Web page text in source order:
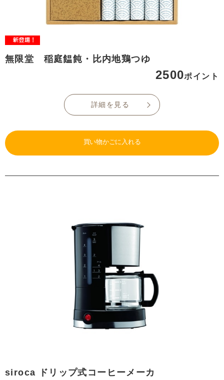
無限堂 稲庭饂飩・比内地鶏つゆ
2500ポイント
詳細を見る
買い物かごに入れる
siroca ドリップ式コーヒーメーカ